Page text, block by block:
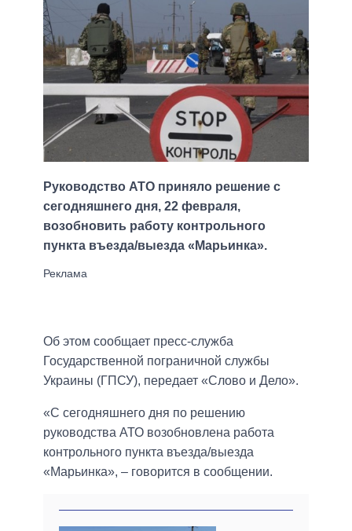
Руководство АТО приняло решение с
сегодняшнего дня, 22 февраля,
возобновить работу контрольного
пункта въезда/выезда «Марьинка».
Об этом сообщает пресс-служба
Государственной пограничной службы
Украины (ГПСУ), передает «Слово и Дело».
«С сегодняшнего дня по решению
руководства АТО возобновлена работа
контрольного пункта въезда/выезда
«Марьинка», – говорится в сообщении.